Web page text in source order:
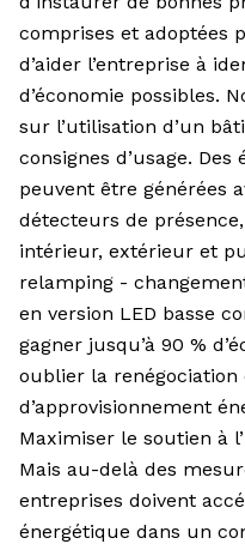
comprises et adoptées
d’aider l’entreprise à
d’économie possibles.
sur l’utilisation d’un
consignes d’usage.
peuvent être générées
détecteurs de présence,
intérieur, extérieur et
relamping -
en version LED basse
gagner jusqu’à 90 %
oublier la renégociation
d’approvisionnement
Maximiser le soutien à
Mais au-delà des
entreprises doivent
énergétique dans un